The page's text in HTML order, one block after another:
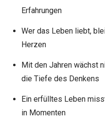
Erfahrungen
Wer das Leben liebt,
Herzen
Mit den Jahren wächst
die Tiefe des Denkens
Ein erfülltes Leben
in Momenten